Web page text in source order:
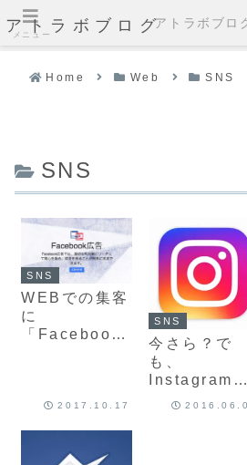
アトラボブログ
Home Web SNS
SNS
SNS
WEBでの集客
に
「Facebook
る３つの理
2017.10.17
SNS
今さら？で
も、
Instagramを
使ったマーケ
メニュー
アトラボブロ